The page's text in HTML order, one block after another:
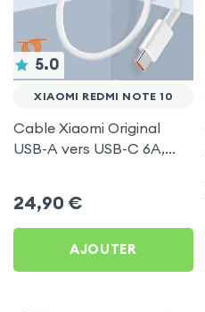
5.0
XIAOMI REDMI NOTE 10
Cable Xiaomi Original
USB-A vers USB-C 6A,
pour Xiaomi Redmi Note
10
24,90 €
AJOUTER